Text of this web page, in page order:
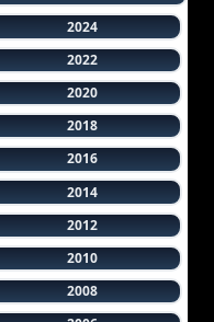
2024
2022
2020
2018
2016
2014
2012
2010
2008